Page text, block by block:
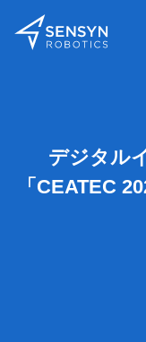
デジタル
「CEATEC